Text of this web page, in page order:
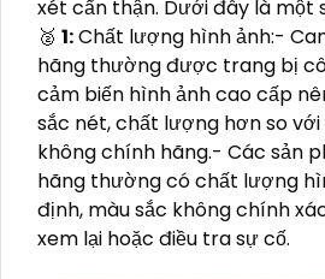
xét cẩn thận. Dưới đây là một
️🥈 1:Chất lượng hình ảnh:-
hãng thường được trang bị
cảm biến hình ảnh cao cấp
sắc nét, chất lượng hơn so
không chính hãng.- Các sản
hãng thường có chất lượng
định, màu sắc không chính
xem lại hoặc điều tra sự cố.